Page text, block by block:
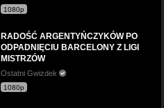
1080p
RADOŚĆ ARGENTYŃCZYKÓW PO
ODPADNIĘCIU BARCELONY Z LIGI
MISTRZÓW
Ostatni Gwizdek
1080p